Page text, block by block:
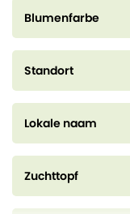
Blumenfarbe
Standort
Lokale naam
Zuchttopf